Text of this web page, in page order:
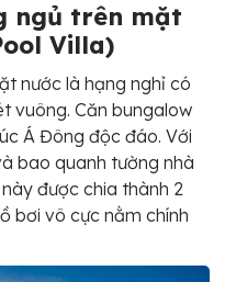
ngủ trên mặt
Villa)
nước là hạng nghỉ có
vuông. Căn bungalow
Á Đông độc đáo. Với
bao quanh tường nhà
được chia thành 2
bơi vô cực nằm chính